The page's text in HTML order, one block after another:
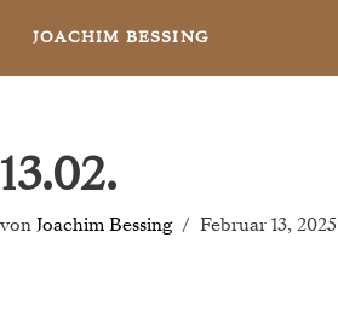
JOACHIM BESSING
13.02.
von Joachim Bessing Februar 13, 2025